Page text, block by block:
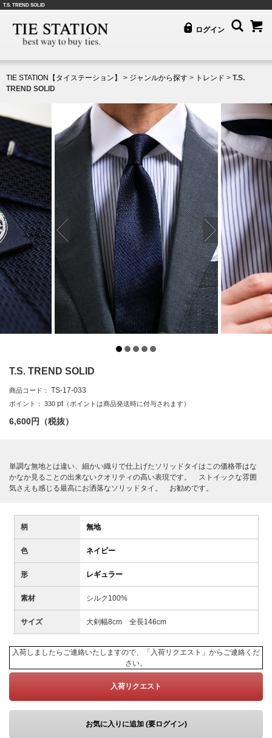
T.S. TREND SOLID
ログイン
TIE STATION【タイステーション】 > ジャンルから探す > トレンド > T.S.
TREND SOLID
T.S. TREND SOLID
商品コード： TS-17-033
ポイント： 330 pt （ポイントは商品発送時に付与されます）
6,600円（税抜）
単調な無地とは違い、細かい織りで仕上げたソリッドタイはこの価格帯はな
かなか見ることの出来ないクオリティの高い表現です。 ストイックな雰囲
気さえも感じる最高にお洒落なソリッドタイ。 お勧めです。
柄 無地
色 ネイビー
形 レギュラー
素材 シルク100%
サイズ 大剣幅8cm 全長146cm
入荷しましたらご連絡いたしますので、「入荷リクエスト」からご連絡くだ
さい。
入荷リクエスト
お気に入りに追加 (要ログイン)